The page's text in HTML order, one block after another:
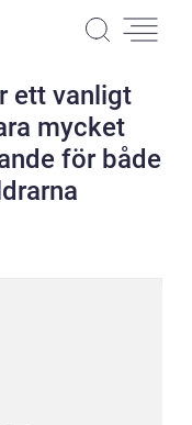
ett vanligt
mycket
för både